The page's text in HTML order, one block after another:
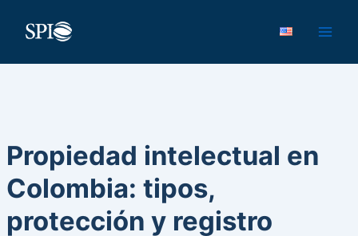
Propiedad intelectual en
Colombia: tipos,
protección y registro